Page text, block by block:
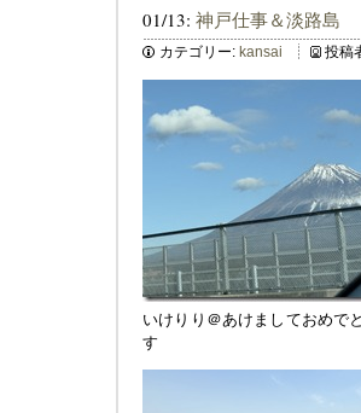
01/13: 神戸仕事＆淡路島
カテゴリー: kansai 投稿
いけりり＠あけましておめで
す